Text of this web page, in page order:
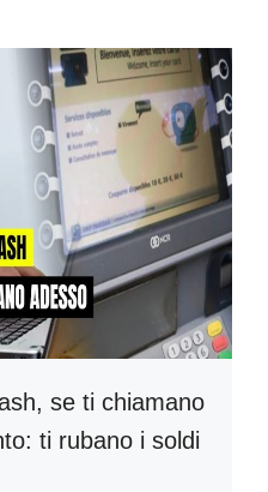
se ti chiamano
ti rubano i soldi